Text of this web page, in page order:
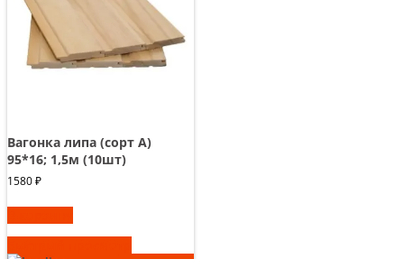
Вагонка липа (сорт А)
95*16; 1,5м (10шт)
1580₽